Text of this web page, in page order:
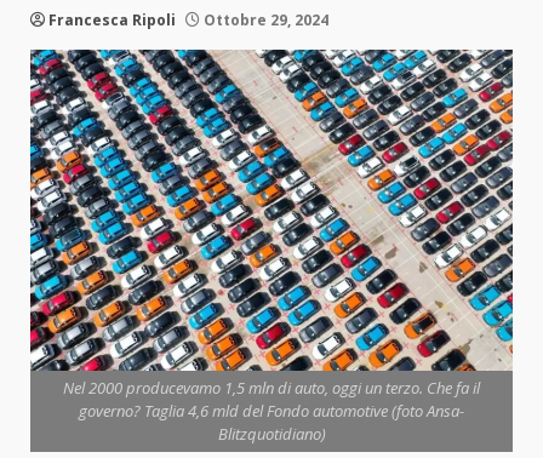
Francesca Ripoli Ottobre 29, 2024
Nel 2000 producevamo 1,5 mln di auto, oggi un terzo. Che fa il
governo? Taglia 4,6 mld del Fondo automotive (foto Ansa-
Blitzquotidiano)